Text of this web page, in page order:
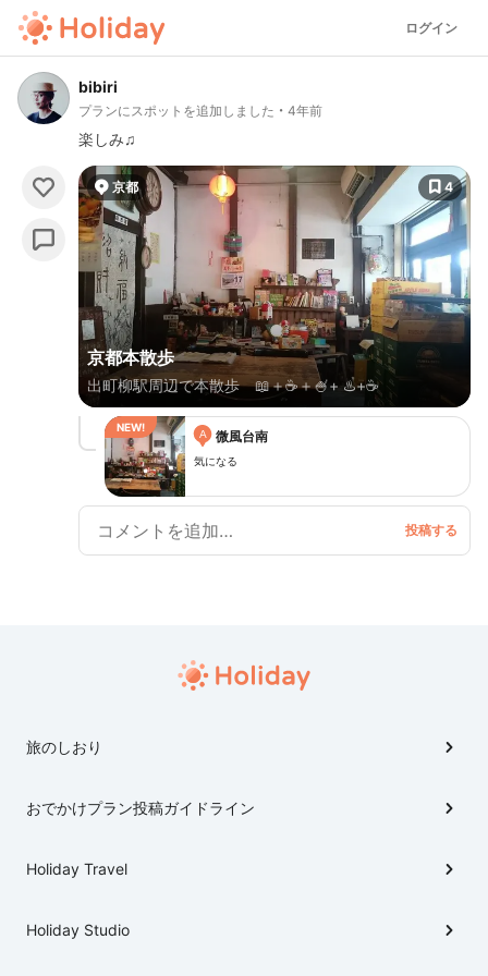
ログイン
bibiri
プランにスポットを追加しました 4年前
楽しみ♫
京都 4
京都本散歩
出町柳駅周辺で本散歩 📖＋☕️＋🍧+ ♨️+☕️
A 微風台南
気になる
旅のしおり
おでかけプラン投稿ガイドライン
Holiday Travel
Holiday Studio